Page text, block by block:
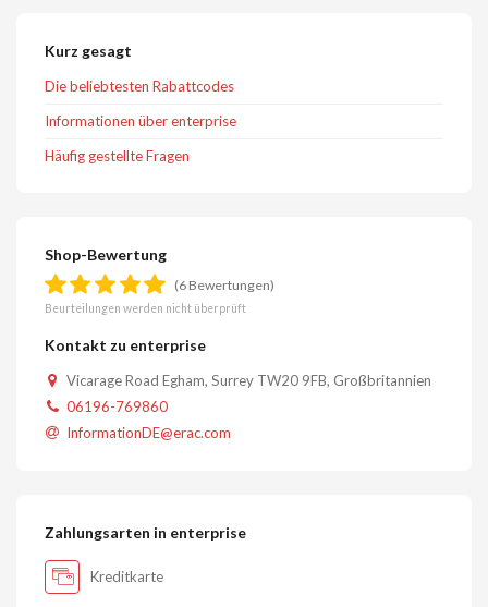
Kurz gesagt
Die beliebtesten Rabattcodes
Informationen über enterprise
Häufig gestellte Fragen
Shop-Bewertung
(6 Bewertungen)
Beurteilungen werden nicht überprüft
Kontakt zu enterprise
Vicarage Road Egham, Surrey TW20 9FB, Großbritannien
06196-769860
InformationDE@erac.com
Zahlungsarten in enterprise
Kreditkarte